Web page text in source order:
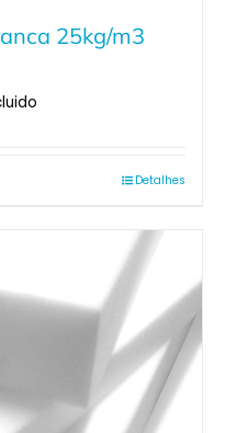
25kg/m3
Detalhes